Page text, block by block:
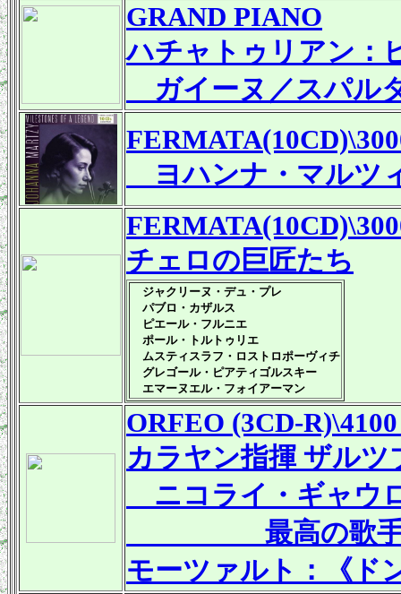
GRAND PIANO
ハチャトゥリアン：
ガイーヌ／スパル
ヨハンナ・マルツ
チェロの巨匠たち
ジャクリーヌ・デュ・プレ
パブロ・カザルス
ピエール・フルニエ
ポール・トルトゥリエ
ムスティスラフ・ロストロポーヴィチ
グレゴール・ピアティゴルスキー
エマーヌエル・フォイアーマン
ORFEO (3CD-
カラヤン指揮 ザルツ
ニコライ・ギャウ
最高の歌手を
モーツァルト：《ド